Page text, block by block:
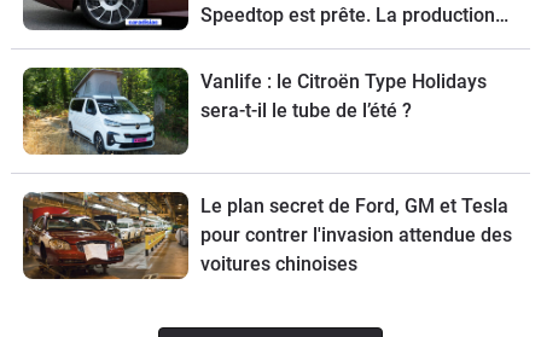
Speedtop est prête. La production
de ce break de chasse sera limitée à
70 exemplaires.
Vanlife : le Citroën Type Holidays
sera-t-il le tube de l’été ?
Le plan secret de Ford, GM et Tesla
pour contrer l'invasion attendue des
voitures chinoises